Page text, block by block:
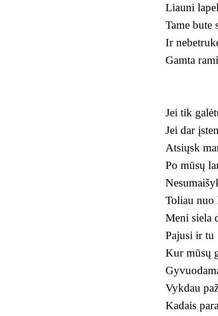
Liauni
Tame bute
Ir
Gamta
Jei tik
Jei dar
Atsiųsk
Po mūsų
Toliau
Meni siela
Pajusi ir tu
Kur mūsų
Vykdau
Kadais